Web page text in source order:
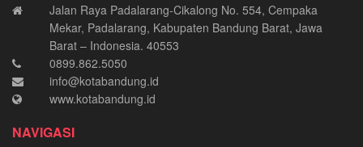
Jalan Raya Padalarang-Cikalong No. 554, Cempaka
Mekar, Padalarang, Kabupaten Bandung Barat, Jawa
Barat – Indonesia. 40553
0899.862.5050
info@kotabandung.id
www.kotabandung.id
NAVIGASI